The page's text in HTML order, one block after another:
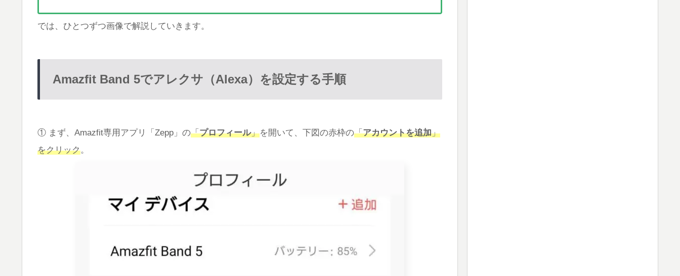
では、ひとつずつ画像で解説していきます。
Amazfit Band 5でアレクサ（Alexa）を設定する手順
① まず、Amazfit専用アプリ「Zepp」の「プロフィール」を開いて、下図の赤枠の「アカウントを追加」
をクリック。